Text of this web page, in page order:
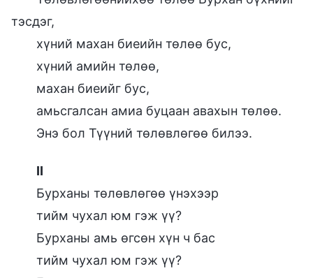
тэсдэг,
хүний махан биеийн төлөө бус,
хүний амийн төлөө,
махан биеийг бус,
амьсгалсан амиа буцаан авахын төлөө.
Энэ бол Түүний төлөвлөгөө билээ.
II
Бурханы төлөвлөгөө үнэхээр
тийм чухал юм гэж үү?
Бурханы амь өгсөн хүн ч бас
тийм чухал юм гэж үү?